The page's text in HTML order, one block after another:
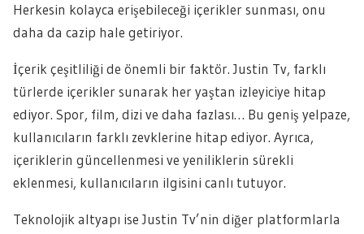
Herkesin kolayca erişebileceği içerikler sunması, onu
daha da cazip hale getiriyor.
İçerik çeşitliliği de önemli bir faktör. Justin Tv, farklı
türlerde içerikler sunarak her yaştan izleyiciye hitap
ediyor. Spor, film, dizi ve daha fazlası… Bu geniş yelpaze,
kullanıcıların farklı zevklerine hitap ediyor. Ayrıca,
içeriklerin güncellenmesi ve yeniliklerin sürekli
eklenmesi, kullanıcıların ilgisini canlı tutuyor.
Teknolojik altyapı ise Justin Tv’nin diğer platformlarla